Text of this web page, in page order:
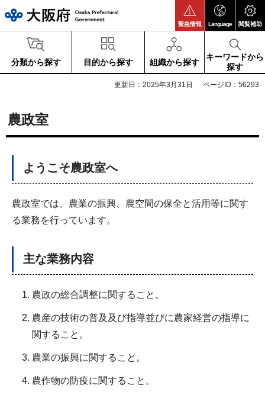
緊急情報 Language 閲覧補助
分類から探す 目的から探す 組織から探す
キーワードから
探す
更新日：2025年3月31日 ページID：56293
農政室
ようこそ農政室へ
農政室では、農業の振興、農空間の保全と活用等に関す
る業務を行っています。
主な業務内容
農政の総合調整に関すること。
農産の技術の普及及び指導並びに農家経営の指導に
関すること。
農業の振興に関すること。
農作物の防疫に関すること。